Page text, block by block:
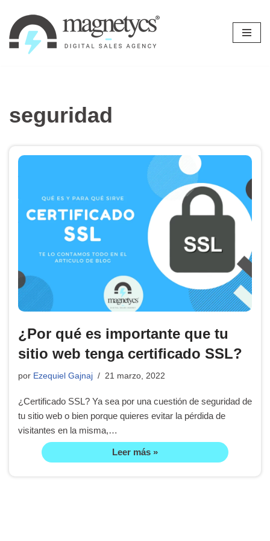
Ir
al
seguridad
¿Por qué es importante que tu
sitio web tenga certificado SSL?
por Ezequiel Gajnaj 21 marzo, 2022
¿Certificado SSL? Ya sea por una cuestión de seguridad de
tu sitio web o bien porque quieres evitar la pérdida de
visitantes en la misma,…
Leer más »